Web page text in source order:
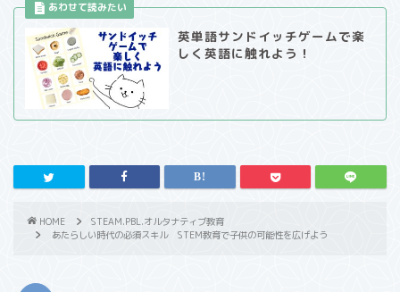
英単語サンドイッチゲームで楽
しく英語に触れよう！
HOME
STEAM.PBL.オルタナティブ教育
あたらしい時代の必須スキル STEM教育で子供の可能性を広げよう